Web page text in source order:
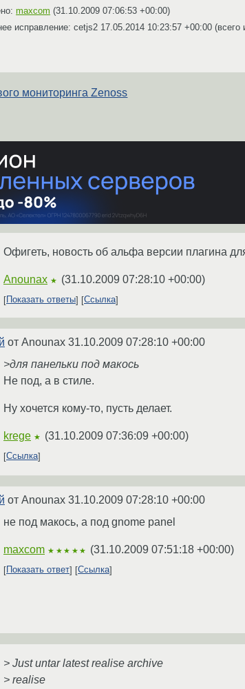
maxcom (31.10.2009 07:06:53 +00:00)
исправление: cetjs2 17.05.2014 10:23:57 +00:00 (всего
мониторинга Zenoss
Офигеть, новость об альфа версии плагина
Anounax ★ (31.10.2009 07:28:10 +00:00)
Показать ответы Ссылка
от Anounax 31.10.2009 07:28:10 +00:00
>для панельки под макось
Не под, а в стиле.
Ну хочется кому-то, пусть делает.
krege ★ (31.10.2009 07:36:09 +00:00)
Ссылка
от Anounax 31.10.2009 07:28:10 +00:00
не под макось, а под gnome panel
maxcom ★★★★★ (31.10.2009 07:51:18 +00:00)
Показать ответ Ссылка
> Just untar latest realise archive
> realise